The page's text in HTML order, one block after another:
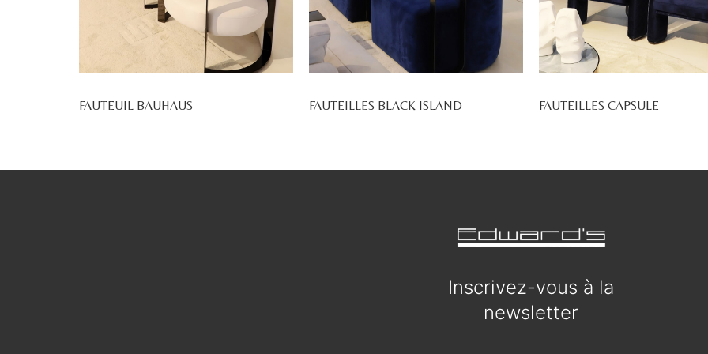
FAUTEUIL BAUHAUS FAUTEILLES BLACK ISLAND FAUTEILLES CAPSULE
Inscrivez-vous à la
newsletter